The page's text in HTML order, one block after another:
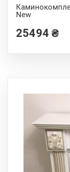
New
o
u
t
f
5
25494₴